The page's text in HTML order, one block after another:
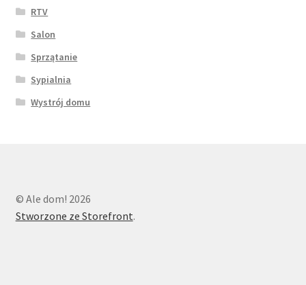
RTV
Salon
Sprzątanie
Sypialnia
Wystrój domu
© Ale dom! 2026
Stworzone ze Storefront.